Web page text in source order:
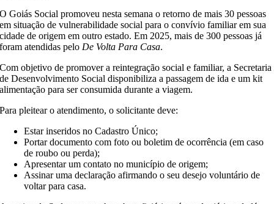
O Goiás Social promoveu nesta semana o retorno de mais 30 pessoas
em situação de vulnerabilidade social para o convívio familiar em sua
cidade de origem em outro estado. Em 2025, mais de 300 pessoas já
foram atendidas pelo De Volta Para Casa.
Com objetivo de promover a reintegração social e familiar, a Secretaria
de Desenvolvimento Social disponibiliza a passagem de ida e um kit
alimentação para ser consumida durante a viagem.
Para pleitear o atendimento, o solicitante deve:
Estar inseridos no Cadastro Único;
Portar documento com foto ou boletim de ocorrência (em caso
de roubo ou perda);
Apresentar um contato no município de origem;
Assinar uma declaração afirmando o seu desejo voluntário de
voltar para casa.